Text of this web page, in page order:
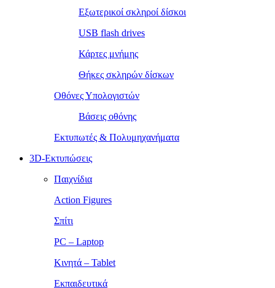
Εξωτερικοί σκληροί δίσκοι
USB flash drives
Κάρτες μνήμης
Θήκες σκληρών δίσκων
Οθόνες Υπολογιστών
Βάσεις οθόνης
Εκτυπωτές & Πολυμηχανήματα
3D-Εκτυπώσεις
Παιχνίδια
Action Figures
Σπίτι
PC – Laptop
Κινητά – Tablet
Εκπαιδευτικά